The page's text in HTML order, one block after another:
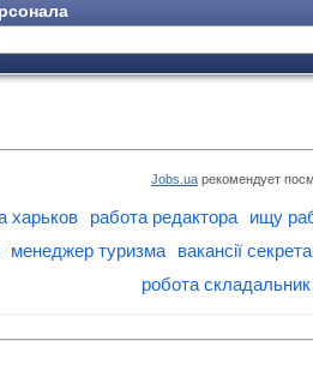
Jobs.ua рекомендует
харьков работа редактора
ищу
менеджер туризма
вакансії
робота складальник